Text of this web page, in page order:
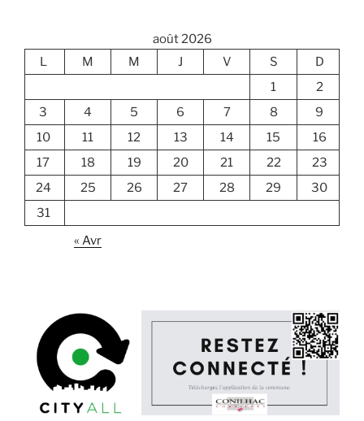
août 2026
L
M M J V S
D
1
2
3
4 5 6 7 8
9
10
11 12 13 14 15
16
17
18 19 20 21 22
23
24
25 26 27 28 29
30
31
« Avr